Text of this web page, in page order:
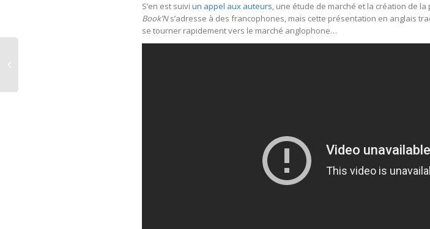
S’en est suivi un appel aux auteurs, une étude de marché et la création de
Book’Ns’adresse à des francophones, mais cette présentation en anglais
se tourner rapidement vers le marché anglophone…